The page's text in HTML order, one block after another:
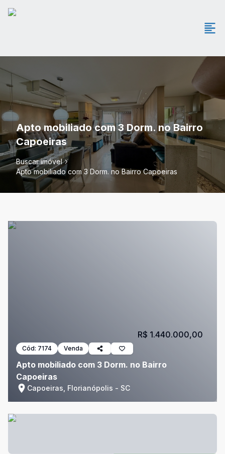
Apto mobiliado com 3 Dorm. no Bairro
Capoeiras
Buscar imóvel
Apto mobiliado com 3 Dorm. no Bairro Capoeiras
Cód: 7174 Venda
Apto mobiliado com 3 Dorm. no Bairro
Capoeiras
Capoeiras, Florianópolis - SC
R$ 1.440.000,00